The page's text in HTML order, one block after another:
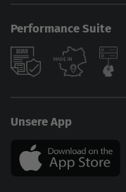
Performance Suite
Unsere App